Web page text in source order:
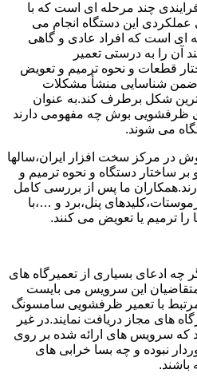
چند مرحله ای است که با
این دستگاه انجام می
ای است که افراد عادی و گاهی
آن را به درستی تعمیر
قطعات و نحوه ترمیم و تعویض
ضمن شناسایی منشأ مشکلات
شکل برطرف کند.به عنوان
ظرفشویی بوش چه مفهومی دارند
می شوند.
در مرکز سخت افزار ایران،سالها
بر ساختار دستگاه و نحوه ترمیم و
ما پس از بررسی کامل
پنل،برد و …،با
ترمیم یا تعویض می کنند.
ادعای بسیاری از تعمیرگاه های
این سرویس می بایست
با تعمیر ظرفشویی سامسونگ
های مجاز دریافت نمایند.در غیر
که سرویس های ارائه شده بر روی
نبوده و چه بسا خرابی های
باشند.